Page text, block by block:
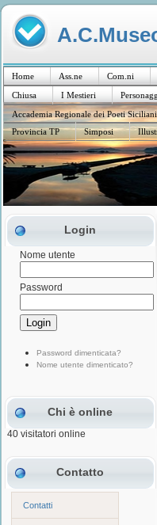
Home Ass.ne Com.ni
Chiusa
I Mestieri
Accademia Regionale dei Poeti
Provincia TP
Simposi
Login
Nome utente
Password
Password dimenticata?
Nome utente dimenticato?
Chi è online
40 visitatori online
Contatto
Contatti